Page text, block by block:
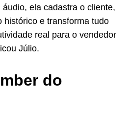
ela cadastra o cliente,
histórico e transforma tudo
real para o vendedor
Júlio.
do